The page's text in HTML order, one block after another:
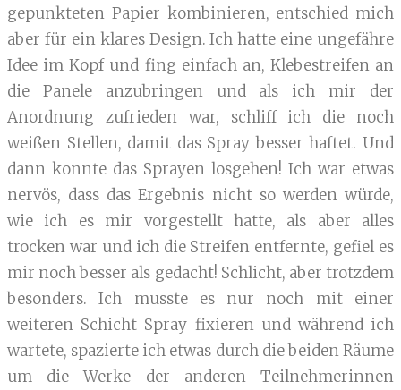
gepunkteten Papier kombinieren, entschied mich
aber für ein klares Design. Ich hatte eine ungefähre
Idee im Kopf und fing einfach an, Klebestreifen an
die Panele anzubringen und als ich mir der
Anordnung zufrieden war, schliff ich die noch
weißen Stellen, damit das Spray besser haftet. Und
dann konnte das Sprayen losgehen! Ich war etwas
nervös, dass das Ergebnis nicht so werden würde,
wie ich es mir vorgestellt hatte, als aber alles
trocken war und ich die Streifen entfernte, gefiel es
mir noch besser als gedacht! Schlicht, aber trotzdem
besonders. Ich musste es nur noch mit einer
weiteren Schicht Spray fixieren und während ich
wartete, spazierte ich etwas durch die beiden Räume
um die Werke der anderen Teilnehmerinnen